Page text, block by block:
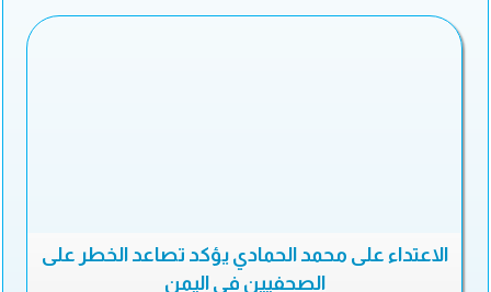
الاعتداء على محمد الحمادي يؤكد تصاعد الخطر على
الصحفيين في اليمن